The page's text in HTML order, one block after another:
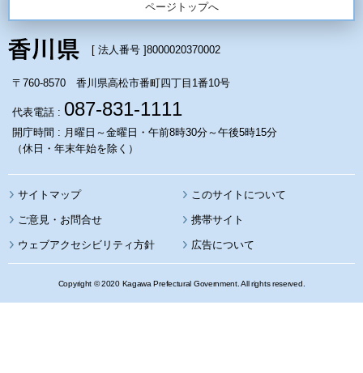
ページトップへ
[ 法人番号 ]8000020370002
〒760-8570 香川県高松市番町四丁目1番10号
代表電話 : 087-831-1111
開庁時間 : 月曜日～金曜日・午前8時30分～午後5時15分
（休日・年末年始を除く）
サイトマップ このサイトについて
携帯サイト
ウェブアクセシビリティ方針 広告について
Copyright © 2020 Kagawa Prefectural Government. All rights reserved.